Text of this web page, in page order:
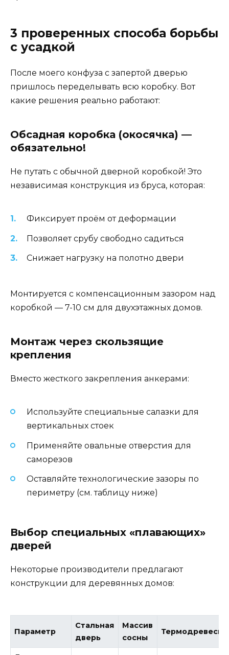
3 проверенных способа борьбы
с усадкой
После моего конфуза с запертой дверью
пришлось переделывать всю коробку. Вот
какие решения реально работают:
Обсадная коробка (окосячка) —
обязательно!
Не путать с обычной дверной коробкой! Это
независимая конструкция из бруса, которая:
Фиксирует проём от деформации
Позволяет срубу свободно садиться
Снижает нагрузку на полотно двери
Монтируется с компенсационным зазором над
коробкой — 7-10 см для двухэтажных домов.
Монтаж через скользящие
крепления
Вместо жесткого закрепления анкерами:
Используйте специальные салазки для
вертикальных стоек
Применяйте овальные отверстия для
саморезов
Оставляйте технологические зазоры по
периметру (см. таблицу ниже)
Выбор специальных «плавающих»
дверей
Некоторые производители предлагают
конструкции для деревянных домов:
Параметр
Стальная
дверь
Массив
сосны